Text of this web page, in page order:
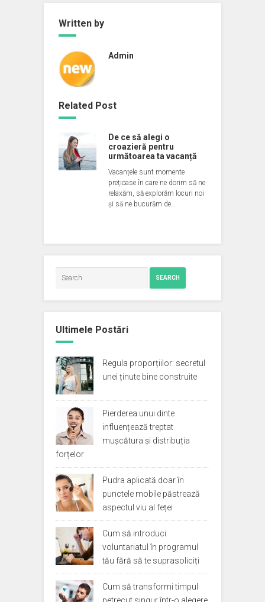
Written by
Admin
Related Post
De ce să alegi o
croazieră pentru
următoarea ta vacanță
Vacanțele sunt momente
prețioase în care ne dorim să ne
relaxăm, să explorăm locuri noi
și să ne bucurăm de…
SEARCH
Ultimele Postări
Regula proporțiilor: secretul
unei ținute bine construite
Pierderea unui dinte
influențează treptat
mușcătura și distribuția
forțelor
Pudra aplicată doar în
punctele mobile păstrează
aspectul viu al feței
Cum să introduci
voluntariatul în programul
tău fără să te suprasoliciți
Cum să transformi timpul